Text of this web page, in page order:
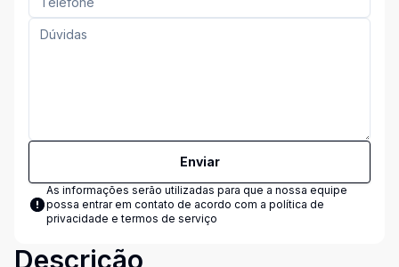
Enviar
As informações serão utilizadas para que a nossa equipe
possa entrar em contato de acordo com a política de
privacidade e termos de serviço
Descrição